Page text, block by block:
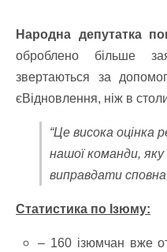
Народна депутатка
оброблено більше
звертаються за
єВідновлення, ніж в
“Це висока оцінка
нашої команди,
виправдати
Статистика по Ізюму:
– 160 ізюмчан вже